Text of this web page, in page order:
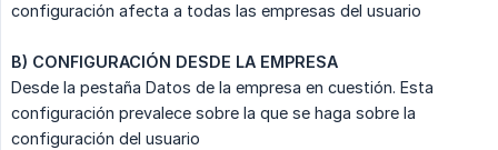
configuración afecta a todas las empresas del usuario
B) CONFIGURACIÓN DESDE LA EMPRESA
Desde la pestaña Datos de la empresa en cuestión. Esta
configuración prevalece sobre la que se haga sobre la
configuración del usuario